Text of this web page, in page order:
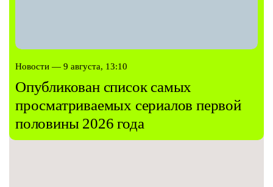
Новости — 9 августа, 13:10
Опубликован список самых
просматриваемых сериалов первой
половины 2026 года